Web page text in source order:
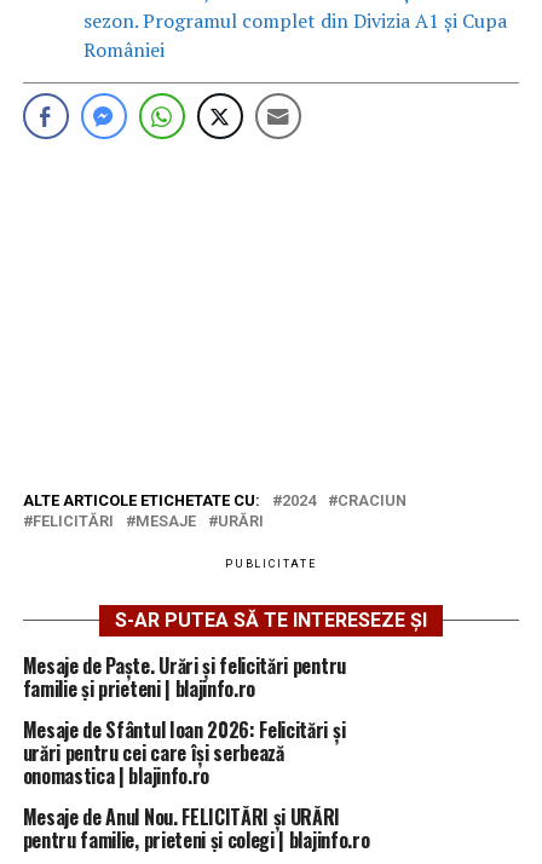
sezon. Programul complet din Divizia A1 și Cupa
României
ALTE ARTICOLE ETICHETATE CU: 2024
CRACIUN
FELICITĂRI
MESAJE URĂRI
PUBLICITATE
S-AR PUTEA SĂ TE INTERESEZE ȘI
Mesaje de Paște. Urări și felicitări pentru
familie și prieteni | blajinfo.ro
Mesaje de Sfântul Ioan 2026: Felicitări și
urări pentru cei care își serbează
onomastica | blajinfo.ro
Mesaje de Anul Nou. FELICITĂRI și URĂRI
pentru familie, prieteni și colegi | blajinfo.ro